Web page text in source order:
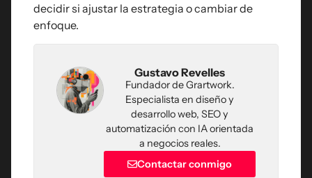
decidir si ajustar la estrategia o cambiar de
enfoque.
Gustavo Revelles
Fundador de Grartwork.
Especialista en diseño y
desarrollo web, SEO y
automatización con IA orientada
a negocios reales.
Contactar conmigo